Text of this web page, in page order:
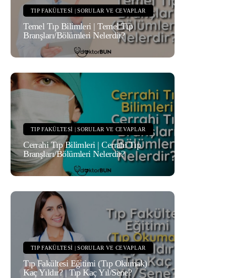
TIP FAKÜLTESI | SORULAR VE CEVAPLAR
Temel Tıp Bilimleri | Temel Tıp
Branşları/Bölümleri Nelerdir?
TIP FAKÜLTESI | SORULAR VE CEVAPLAR
Cerrahi Tıp Bilimleri | Cerrahi Tıp
Branşları/Bölümleri Nelerdir?
TIP FAKÜLTESI | SORULAR VE CEVAPLAR
Tıp Fakültesi Eğitimi (Tıp Okumak)
Kaç Yıldır? | Tıp Kaç Yıl/Sene?